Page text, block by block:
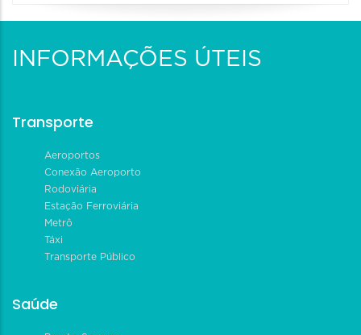
INFORMAÇÕES ÚTEIS
Transporte
Aeroportos
Conexão Aeroporto
Rodoviária
Estação Ferroviária
Metrô
Táxi
Transporte Público
Saúde